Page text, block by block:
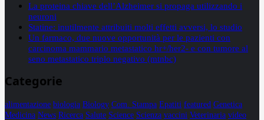
La proteina chiave dell’Alzheimer si propaga utilizzando i
neuroni
Statine: inutilmente attribuiti molti effetti avversi, lo studio
Un farmaco, due nuove opportunità per le pazienti con
carcinoma mammario metastatico hr+/her2- e con tumore al
seno metastatico triplo negativo (mtnbc)
Categorie
alimentazione biologia Biology Com. Stampa Epatiti featured Genetica
Medicina News Ricerca Salute Science Scienza vaccini Veterinaria video